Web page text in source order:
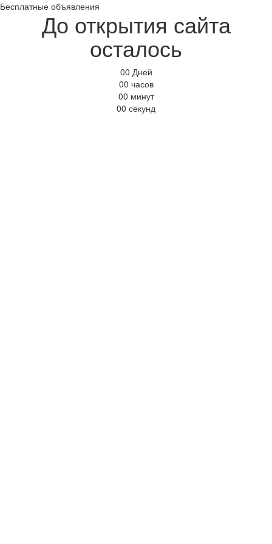
Бесплатные объявления
До открытия сайта
осталось
00 Дней
00 часов
00 минут
00 секунд